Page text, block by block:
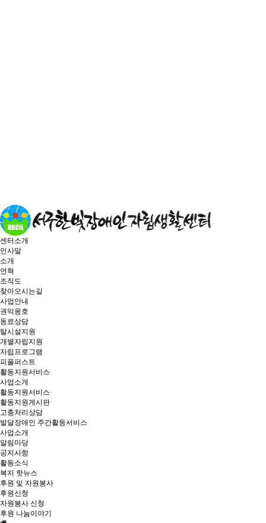
센터소개
인사말
소개
연혁
조직도
찾아오시는길
사업안내
권익옹호
동료상담
탈시설지원
개별자립지원
자립프로그램
피플퍼스트
활동지원서비스
사업소개
활동지원서비스
활동지원게시판
고충처리상담
발달장애인 주간활동서비스
사업소개
알림마당
공지사항
활동소식
복지 핫뉴스
후원 및 자원봉사
후원신청
자원봉사 신청
후원 나눔이야기